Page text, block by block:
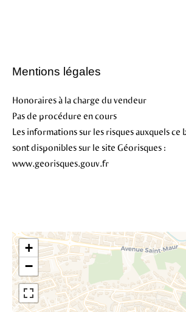
Mentions légales
Honoraires à la charge du vendeur
Pas de procédure en cours
Les informations sur les risques auxquels ce
sont disponibles sur le site Géorisques :
www.georisques.gouv.fr
+
−